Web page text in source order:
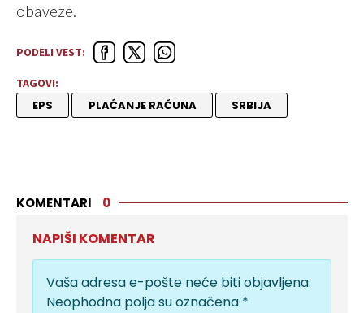
obaveze.
PODELI VEST:
TAGOVI:
EPS PLAĆANJE RAČUNA SRBIJA
KOMENTARI 0
NAPIŠI KOMENTAR
Vaša adresa e-pošte neće biti objavljena.
Neophodna polja su označena *